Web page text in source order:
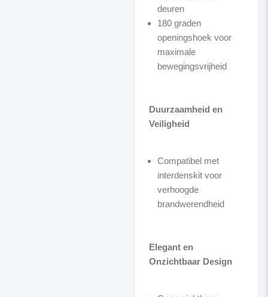
deuren
180 graden
openingshoek voor
maximale
bewegingsvrijheid
Duurzaamheid en
Veiligheid
Compatibel met
interdenskit voor
verhoogde
brandwerendheid
Elegant en
Onzichtbaar Design